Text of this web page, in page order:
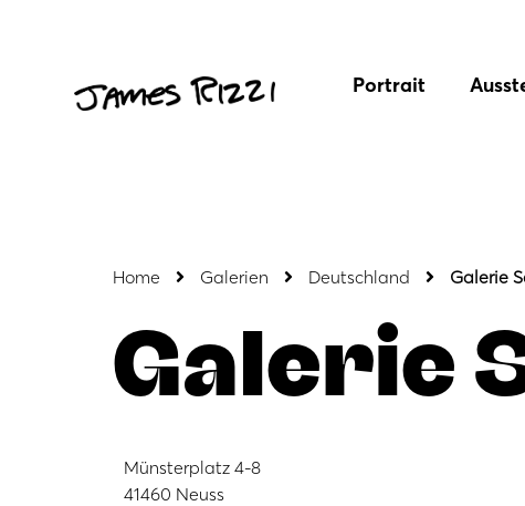
Portrait
Home Galerien Deutschland Galerie
Galerie
Münsterplatz 4-8
41460 Neuss